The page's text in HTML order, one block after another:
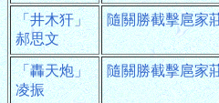
「井木犴」
郝思文
隨關勝截擊扈家
「轟天炮」
凌振
隨關勝截擊扈家